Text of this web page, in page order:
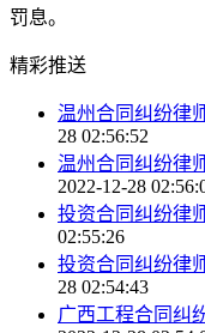
罚息。
精彩推送
温州合同纠纷律
28 02:56:52
温州合同纠纷律
2022-12-28
投资合同纠纷律
02:55:26
投资合同纠纷律
28 02:54:43
广西工程合同纠